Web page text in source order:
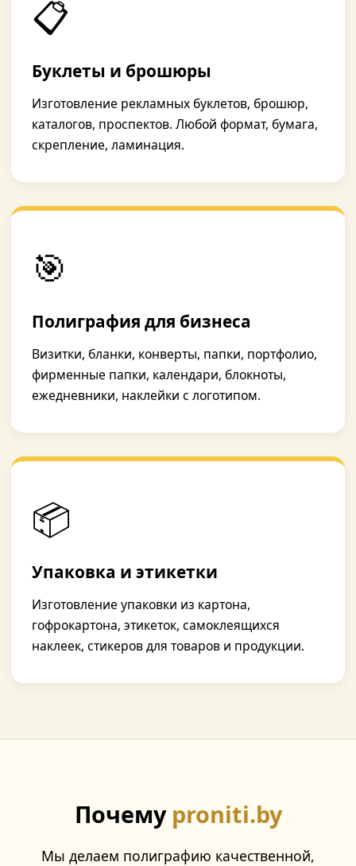
📋
Буклеты и брошюры
Изготовление рекламных буклетов, брошюр,
каталогов, проспектов. Любой формат, бумага,
скрепление, ламинация.
🎯
Полиграфия для бизнеса
Визитки, бланки, конверты, папки, портфолио,
фирменные папки, календари, блокноты,
ежедневники, наклейки с логотипом.
📦
Упаковка и этикетки
Изготовление упаковки из картона,
гофрокартона, этикеток, самоклеящихся
наклеек, стикеров для товаров и продукции.
Почему proniti.by
Мы делаем полиграфию качественной,